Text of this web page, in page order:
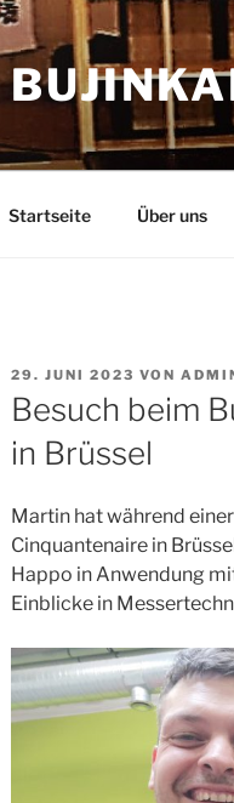
Startseite Über uns
VERÖFFENTLICHT
AM
29. JUNI 2023 VON
Besuch beim
in Brüssel
Martin hat während
Cinquantenaire in
Happo in Anwendung
Einblicke in